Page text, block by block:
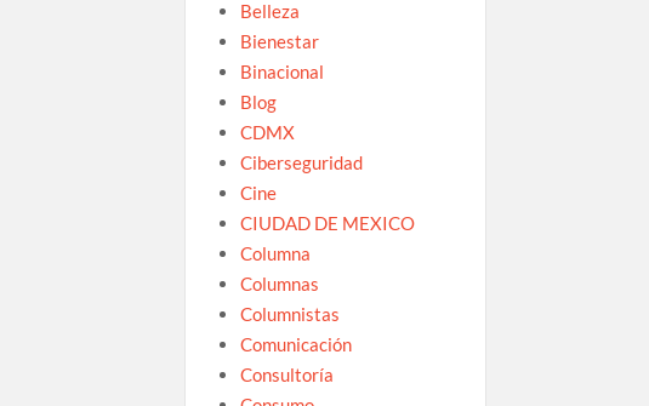
Belleza
Bienestar
Binacional
Blog
CDMX
Ciberseguridad
Cine
CIUDAD DE MEXICO
Columna
Columnas
Columnistas
Comunicación
Consultoría